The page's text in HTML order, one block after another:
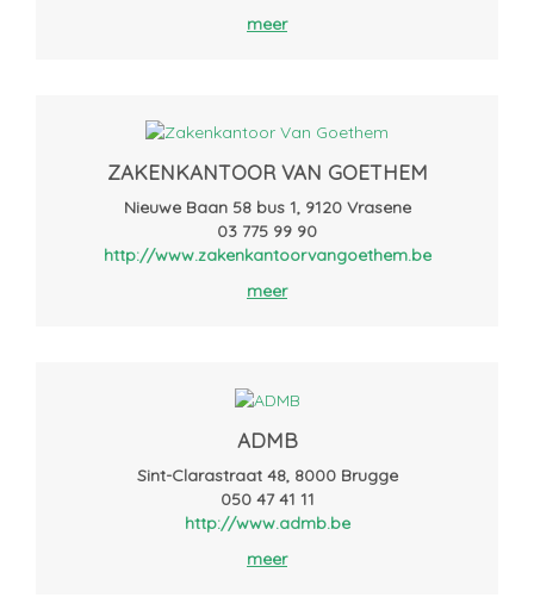
meer
ZAKENKANTOOR VAN GOETHEM
Nieuwe Baan 58 bus 1, 9120 Vrasene
03 775 99 90
http://www.zakenkantoorvangoethem.be
meer
ADMB
Sint-Clarastraat 48, 8000 Brugge
050 47 41 11
http://www.admb.be
meer